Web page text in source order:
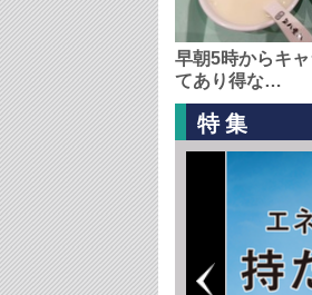
早朝5時からキ
てあり得な…
特集